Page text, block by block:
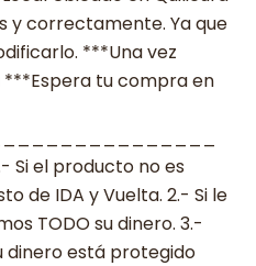
y correctamente. Ya que
***Una vez
***Espera tu compra en
Si el producto no es
de IDA y Vuelta. 2.- Si le
TODO su dinero. 3.-
dinero está protegido